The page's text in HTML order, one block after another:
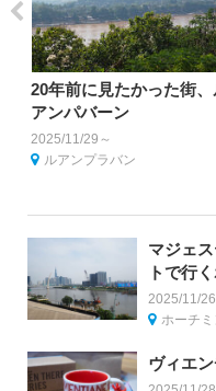
20年前に見たかった街、
アンパバーン
2025/11/29～
ルアンプラバン
マジェ
トで行
2025/11/
ホーチミ
ヴィエ